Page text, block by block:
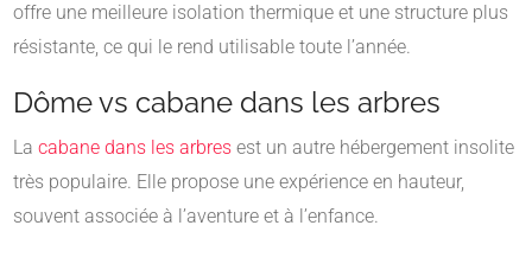
offre une meilleure isolation thermique et une structure plus
résistante, ce qui le rend utilisable toute l’année.
Dôme vs cabane dans les arbres
La cabane dans les arbres est un autre hébergement insolite
très populaire. Elle propose une expérience en hauteur,
souvent associée à l’aventure et à l’enfance.